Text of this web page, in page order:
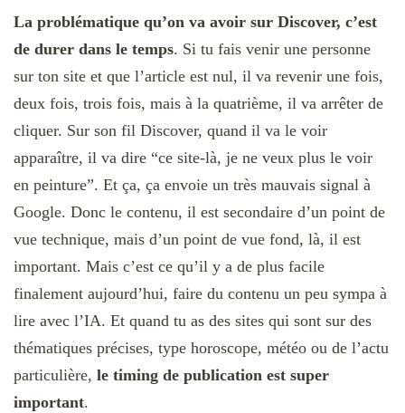
La problématique qu’on va avoir sur Discover, c’est
de durer dans le temps. Si tu fais venir une personne
sur ton site et que l’article est nul, il va revenir une fois,
deux fois, trois fois, mais à la quatrième, il va arrêter de
cliquer. Sur son fil Discover, quand il va le voir
apparaître, il va dire “ce site-là, je ne veux plus le voir
en peinture”. Et ça, ça envoie un très mauvais signal à
Google. Donc le contenu, il est secondaire d’un point de
vue technique, mais d’un point de vue fond, là, il est
important. Mais c’est ce qu’il y a de plus facile
finalement aujourd’hui, faire du contenu un peu sympa à
lire avec l’IA. Et quand tu as des sites qui sont sur des
thématiques précises, type horoscope, météo ou de l’actu
particulière, le timing de publication est super
important.